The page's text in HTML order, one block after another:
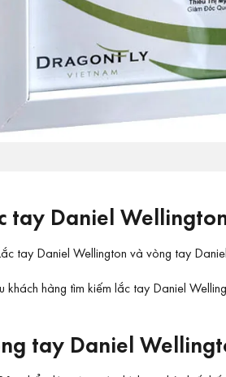
tay Daniel
tay Daniel Wellington và vòng tay
khách hàng tìm kiếm lắc tay Daniel
tay Daniel